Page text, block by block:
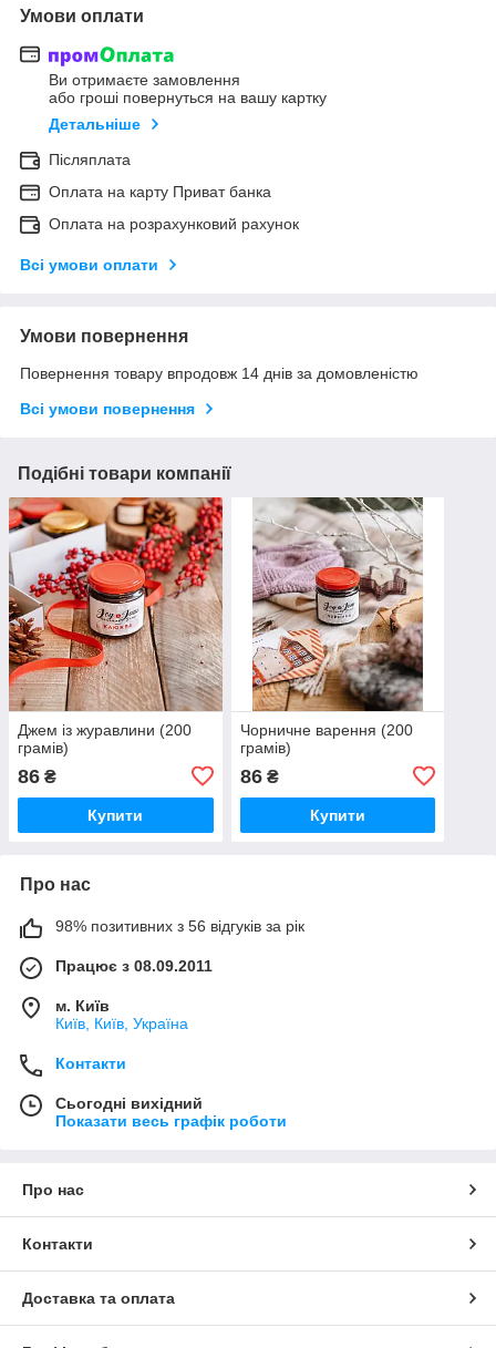
Умови оплати
Ви отримаєте замовлення
або гроші повернуться на вашу картку
Детальніше
Післяплата
Оплата на карту Приват банка
Оплата на розрахунковий рахунок
Всі умови оплати
Умови повернення
Повернення товару впродовж 14 днів за домовленістю
Всі умови повернення
Подібні товари компанії
Джем із журавлини (200
грамів)
86 ₴
Купити
Чорничне варення (200
грамів)
86₴
Купити
Про нас
98% позитивних з 56 відгуків за рік
Працює з 08.09.2011
м. Київ
Київ, Київ, Україна
Контакти
Сьогодні вихідний
Показати весь графік роботи
Про нас
Контакти
Доставка та оплата